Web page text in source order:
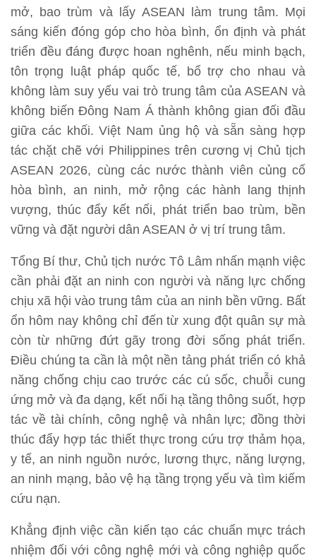
mở, bao trùm và lấy ASEAN làm trung tâm. Mọi
sáng kiến đóng góp cho hòa bình, ổn định và phát
triển đều đáng được hoan nghênh, nếu minh bạch,
tôn trọng luật pháp quốc tế, bổ trợ cho nhau và
không làm suy yếu vai trò trung tâm của ASEAN và
không biến Đông Nam Á thành không gian đối đầu
giữa các khối. Việt Nam ủng hộ và sẵn sàng hợp
tác chặt chẽ với Philippines trên cương vị Chủ tịch
ASEAN 2026, cùng các nước thành viên củng cố
hòa bình, an ninh, mở rộng các hành lang thịnh
vượng, thúc đẩy kết nối, phát triển bao trùm, bền
vững và đặt người dân ASEAN ở vị trí trung tâm.
Tổng Bí thư, Chủ tịch nước Tô Lâm nhấn mạnh việc
cần phải đặt an ninh con người và năng lực chống
chịu xã hội vào trung tâm của an ninh bền vững. Bất
ổn hôm nay không chỉ đến từ xung đột quân sự mà
còn từ những đứt gãy trong đời sống phát triển.
Điều chúng ta cần là một nền tảng phát triển có khả
năng chống chịu cao trước các cú sốc, chuỗi cung
ứng mở và đa dạng, kết nối hạ tầng thông suốt, hợp
tác về tài chính, công nghệ và nhân lực; đồng thời
thúc đẩy hợp tác thiết thực trong cứu trợ thảm họa,
y tế, an ninh nguồn nước, lương thực, năng lượng,
an ninh mạng, bảo vệ hạ tầng trọng yếu và tìm kiếm
cứu nạn.
Khẳng định việc cần kiến tạo các chuẩn mực trách
nhiệm đối với công nghệ mới và công nghiệp quốc